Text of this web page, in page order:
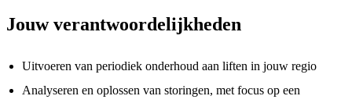
Jouw verantwoordelijkheden
Uitvoeren van periodiek onderhoud aan liften in jouw regio
Analyseren en oplossen van storingen, met focus op een